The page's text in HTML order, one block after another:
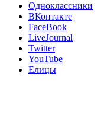
Одноклассники
ВКонтакте
FaceBook
LiveJournal
Twitter
YouTube
Елицы